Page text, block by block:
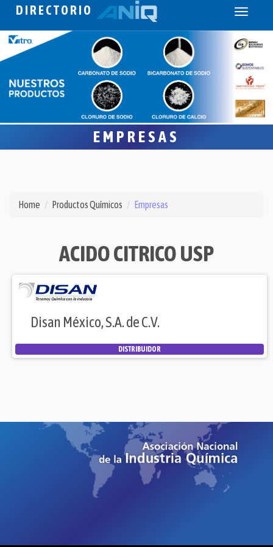
DIRECTORIO
Toggle
EMPRESAS
Home Productos Químicos Empresas
ACIDO CITRICO USP
Disan México, S.A. de C.V.
DISTRIBUIDOR